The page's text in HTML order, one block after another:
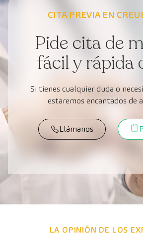
CITA PREVIA EN
Pide cita de
fácil y rápida
Si tienes cualquier duda o
estaremos encantados de
Llámanos
LA OPINIÓN DE LOS